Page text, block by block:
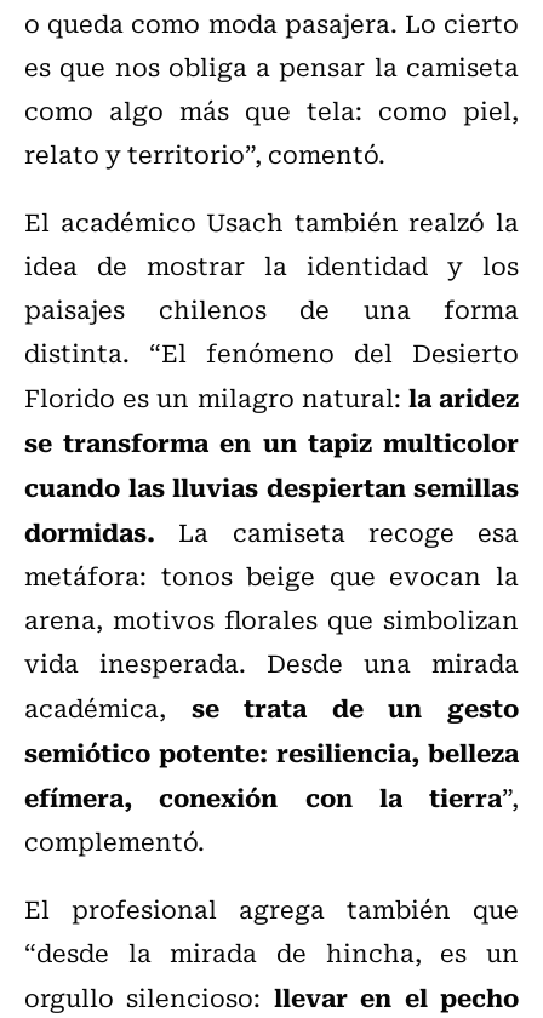
o queda como moda pasajera. Lo cierto
es que nos obliga a pensar la camiseta
como algo más que tela: como piel,
relato y territorio”, comentó.
El académico Usach también realzó la
idea de mostrar la identidad y los
paisajes chilenos de una forma
distinta. “El fenómeno del Desierto
Florido es un milagro natural: la aridez
se transforma en un tapiz multicolor
cuando las lluvias despiertan semillas
dormidas. La camiseta recoge esa
metáfora: tonos beige que evocan la
arena, motivos florales que simbolizan
vida inesperada. Desde una mirada
académica, se trata de un gesto
semiótico potente: resiliencia, belleza
efímera, conexión con la tierra”,
complementó.
El profesional agrega también que
“desde la mirada de hincha, es un
orgullo silencioso: llevar en el pecho